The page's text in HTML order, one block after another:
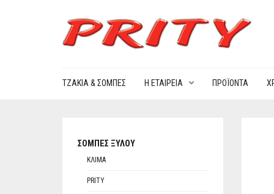
ΤΖΆΚΙΑ & ΣΌΜΠΕΣ Η ΕΤΑΙΡΕΊΑ ΠΡΟΪΌΝΤΑ
ΣΌΜΠΕΣ ΞΎΛΟΥ
ΚΛΊΜΑ
PRITY